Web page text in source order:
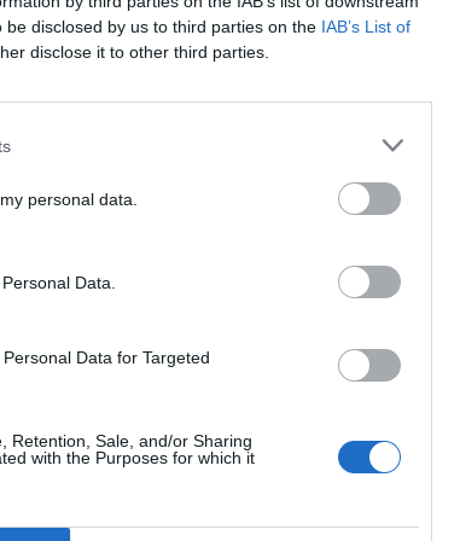
disclosed by us to third parties on the IAB’s List of
disclose it to other third parties.
personal data.
Data.
Data for Targeted
Retention, Sale, and/or Sharing
with the Purposes for which it
no importa. Cuando
y se los dará, uno,
unas risas.
hacia el pasillo,
Noel ha entrado en la
más caro que
Al momento,
que ella no hubiera
es diferente del
humano. Es la
de cacahuetes
a sus nietos hoy
canta un mensaje de